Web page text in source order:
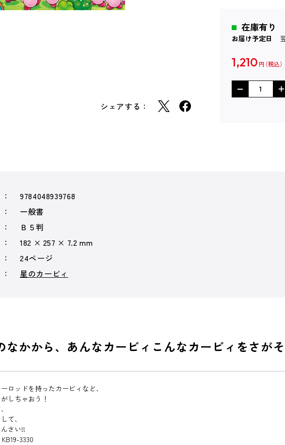
シェアする：
在庫有り
お届け予定日
1,210 円
9784048939768
一般書
Ｂ５判
182 × 257 × 7.2 mm
24ページ
星のカービィ
なかから、あんなカービィこんなカービィをさが
ロッドを持ったカービィなど、
しちゃおう！
て、
さい!!
3330